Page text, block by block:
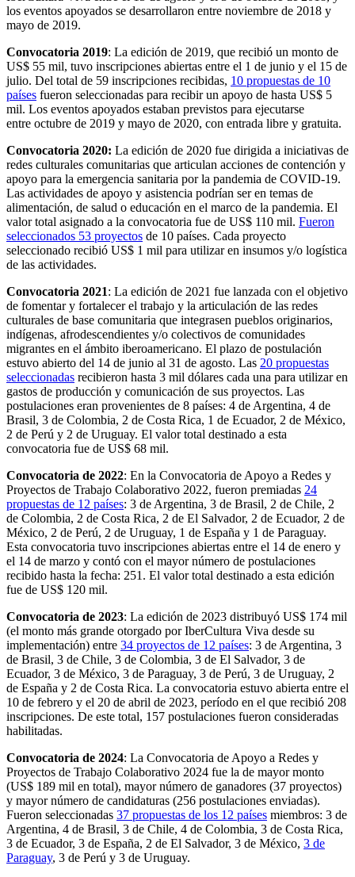
los eventos apoyados se desarrollaron entre noviembre de 2018 y
mayo de 2019.
Convocatoria 2019: La edición de 2019, que recibió un monto de
US$ 55 mil, tuvo inscripciones abiertas entre el 1 de junio y el 15 de
julio. Del total de 59 inscripciones recibidas, 10 propuestas de 10
países fueron seleccionadas para recibir un apoyo de hasta US$ 5
mil. Los eventos apoyados estaban previstos para ejecutarse
entre octubre de 2019 y mayo de 2020, con entrada libre y gratuita.
Convocatoria 2020: La edición de 2020 fue dirigida a iniciativas de
redes culturales comunitarias que articulan acciones de contención y
apoyo para la emergencia sanitaria por la pandemia de COVID-19.
Las actividades de apoyo y asistencia podrían ser en temas de
alimentación, de salud o educación en el marco de la pandemia. El
valor total asignado a la convocatoria fue de US$ 110 mil. Fueron
seleccionados 53 proyectos de 10 países. Cada proyecto
seleccionado recibió US$ 1 mil para utilizar en insumos y/o logística
de las actividades.
Convocatoria 2021: La edición de 2021 fue lanzada con el objetivo
de fomentar y fortalecer el trabajo y la articulación de las redes
culturales de base comunitaria que integrasen pueblos originarios,
indígenas, afrodescendientes y/o colectivos de comunidades
migrantes en el ámbito iberoamericano. El plazo de postulación
estuvo abierto del 14 de junio al 31 de agosto. Las 20 propuestas
seleccionadas recibieron hasta 3 mil dólares cada una para utilizar en
gastos de producción y comunicación de sus proyectos. Las
postulaciones eran provenientes de 8 países: 4 de Argentina, 4 de
Brasil, 3 de Colombia, 2 de Costa Rica, 1 de Ecuador, 2 de México,
2 de Perú y 2 de Uruguay. El valor total destinado a esta
convocatoria fue de US$ 68 mil.
Convocatoria de 2022: En la Convocatoria de Apoyo a Redes y
Proyectos de Trabajo Colaborativo 2022, fueron premiadas 24
propuestas de 12 países: 3 de Argentina, 3 de Brasil, 2 de Chile, 2
de Colombia, 2 de Costa Rica, 2 de El Salvador, 2 de Ecuador, 2 de
México, 2 de Perú, 2 de Uruguay, 1 de España y 1 de Paraguay.
Esta convocatoria tuvo inscripciones abiertas entre el 14 de enero y
el 14 de marzo y contó con el mayor número de postulaciones
recibido hasta la fecha: 251. El valor total destinado a esta edición
fue de US$ 120 mil.
Convocatoria de 2023: La edición de 2023 distribuyó US$ 174 mil
(el monto más grande otorgado por IberCultura Viva desde su
implementación) entre 34 proyectos de 12 países: 3 de Argentina, 3
de Brasil, 3 de Chile, 3 de Colombia, 3 de El Salvador, 3 de
Ecuador, 3 de México, 3 de Paraguay, 3 de Perú, 3 de Uruguay, 2
de España y 2 de Costa Rica. La convocatoria estuvo abierta entre el
10 de febrero y el 20 de abril de 2023, período en el que recibió 208
inscripciones. De este total, 157 postulaciones fueron consideradas
habilitadas.
Convocatoria de 2024: La Convocatoria de Apoyo a Redes y
Proyectos de Trabajo Colaborativo 2024 fue la de mayor monto
(US$ 189 mil en total), mayor número de ganadores (37 proyectos)
y mayor número de candidaturas (256 postulaciones enviadas).
Fueron seleccionadas 37 propuestas de los 12 países miembros: 3 de
Argentina, 4 de Brasil, 3 de Chile, 4 de Colombia, 3 de Costa Rica,
3 de Ecuador, 3 de España, 2 de El Salvador, 3 de México, 3 de
Paraguay, 3 de Perú y 3 de Uruguay.